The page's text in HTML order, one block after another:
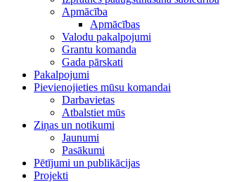
Apmācība
Apmācības
Valodu pakalpojumi
Grantu komanda
Gada pārskati
Pakalpojumi
Pievienojieties mūsu komandai
Darbavietas
Atbalstiet mūs
Ziņas un notikumi
Jaunumi
Pasākumi
Pētījumi un publikācijas
Projekti